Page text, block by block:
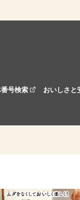
号検索 おいしさと